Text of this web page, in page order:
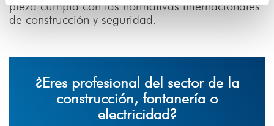
pieza cumpla con las normativas internacionales
de construcción y seguridad.
¿Eres profesional del sector de la
construcción, fontanería o
electricidad?